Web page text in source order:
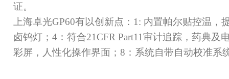
证。
上海卓光GP60有以创新点：1: 内置帕尔贴控温
卤钨灯；4：符合21CFR Part11审计追踪，药典
彩屏，人性化操作界面；8：系统自带自动校准系